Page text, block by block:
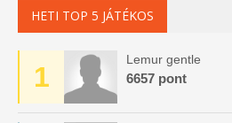
HETI TOP 5 JÁTÉKOS
1
Lemur gentle
6657 pont